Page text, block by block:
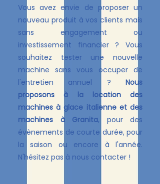
Vous avez envie de proposer un
nouveau produit à vos clients mais
sans engagement ou
investissement financier ? Vous
souhaitez tester une nouvelle
machine sans vous occuper de
l'entretien annuel ? Nous
proposons à la location des
machines à glace italienne et des
machines à Granita, pour des
évènements de courte durée, pour
la saison ou encore à l'année.
N'hésitez pas à nous contacter !